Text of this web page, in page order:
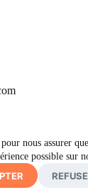
nous assurer
possible sur
- Site byA. K.